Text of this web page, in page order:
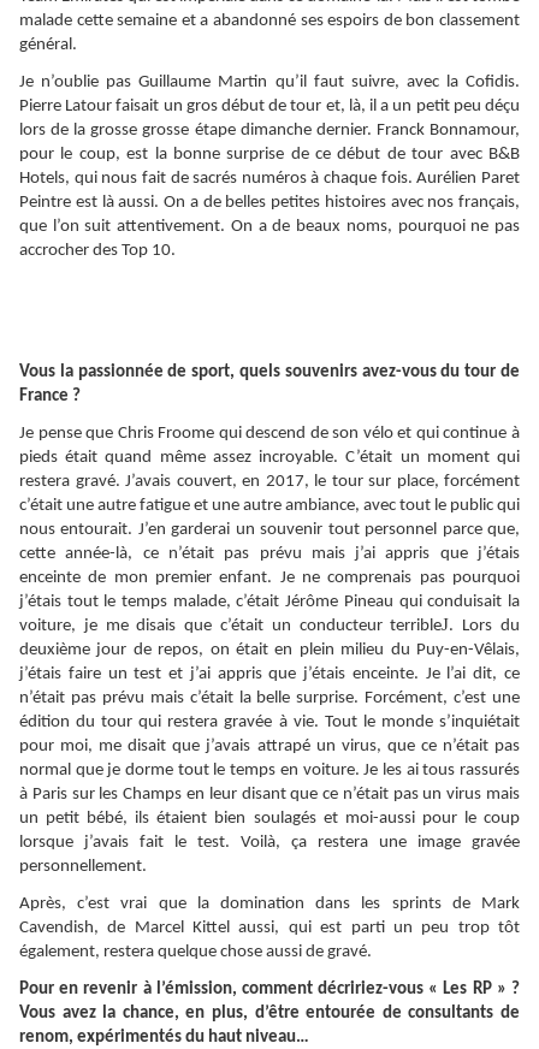
malade cette semaine et a abandonné ses espoirs de bon classement
général.
Je n’oublie pas Guillaume Martin qu’il faut suivre, avec la Cofidis.
Pierre Latour faisait un gros début de tour et, là, il a un petit peu déçu
lors de la grosse grosse étape dimanche dernier. Franck Bonnamour,
pour le coup, est la bonne surprise de ce début de tour avec B&B
Hotels, qui nous fait de sacrés numéros à chaque fois. Aurélien Paret
Peintre est là aussi. On a de belles petites histoires avec nos français,
que l’on suit attentivement. On a de beaux noms, pourquoi ne pas
accrocher des Top 10.
Vous la passionnée de sport, quels souvenirs avez-vous du tour de
France ?
Je pense que Chris Froome qui descend de son vélo et qui continue à
pieds était quand même assez incroyable. C’était un moment qui
restera gravé. J’avais couvert, en 2017, le tour sur place, forcément
c’était une autre fatigue et une autre ambiance, avec tout le public qui
nous entourait. J’en garderai un souvenir tout personnel parce que,
cette année-là, ce n’était pas prévu mais j’ai appris que j’étais
enceinte de mon premier enfant. Je ne comprenais pas pourquoi
j’étais tout le temps malade, c’était Jérôme Pineau qui conduisait la
voiture, je me disais que c’était un conducteur terribleJ. Lors du
deuxième jour de repos, on était en plein milieu du Puy-en-Vêlais,
j’étais faire un test et j’ai appris que j’étais enceinte. Je l’ai dit, ce
n’était pas prévu mais c’était la belle surprise. Forcément, c’est une
édition du tour qui restera gravée à vie. Tout le monde s’inquiétait
pour moi, me disait que j’avais attrapé un virus, que ce n’était pas
normal que je dorme tout le temps en voiture. Je les ai tous rassurés
à Paris sur les Champs en leur disant que ce n’était pas un virus mais
un petit bébé, ils étaient bien soulagés et moi-aussi pour le coup
lorsque j’avais fait le test. Voilà, ça restera une image gravée
personnellement.
Après, c’est vrai que la domination dans les sprints de Mark
Cavendish, de Marcel Kittel aussi, qui est parti un peu trop tôt
également, restera quelque chose aussi de gravé.
Pour en revenir à l’émission, comment décririez-vous « Les RP » ?
Vous avez la chance, en plus, d’être entourée de consultants de
renom, expérimentés du haut niveau…